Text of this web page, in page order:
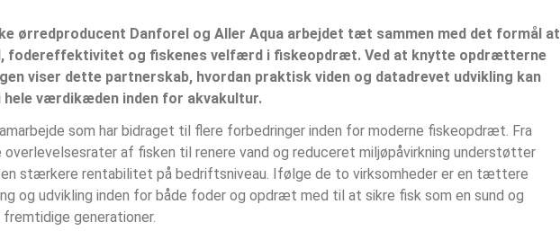
ørredproducent Danforel og Aller Aqua arbejdet tæt sammen med det formål at
fodereffektivitet og fiskenes velfærd i fiskeopdræt. Ved at knytte opdrætterne
viser dette partnerskab, hvordan praktisk viden og datadrevet udvikling kan
værdikæden inden for akvakultur.
som har bidraget til flere forbedringer inden for moderne fiskeopdræt. Fra
overlevelsesrater af fisken til renere vand og reduceret miljøpåvirkning understøtter
stærkere rentabilitet på bedriftsniveau. Ifølge de to virksomheder er en tættere
og udvikling inden for både foder og opdræt med til at sikre fisk som en sund og
generationer.